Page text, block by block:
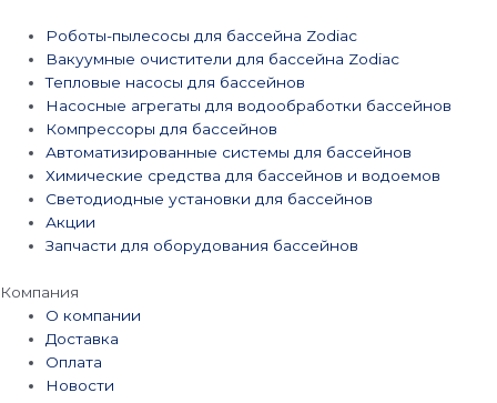
Роботы-пылесосы для бассейна Zodiac
Вакуумные очистители для бассейна Zodiac
Тепловые насосы для бассейнов
Насосные агрегаты для водообработки бассейнов
Компрессоры для бассейнов
Автоматизированные системы для бассейнов
Химические средства для бассейнов и водоемов
Светодиодные установки для бассейнов
Акции
Запчасти для оборудования бассейнов
Компания
О компании
Доставка
Оплата
Новости